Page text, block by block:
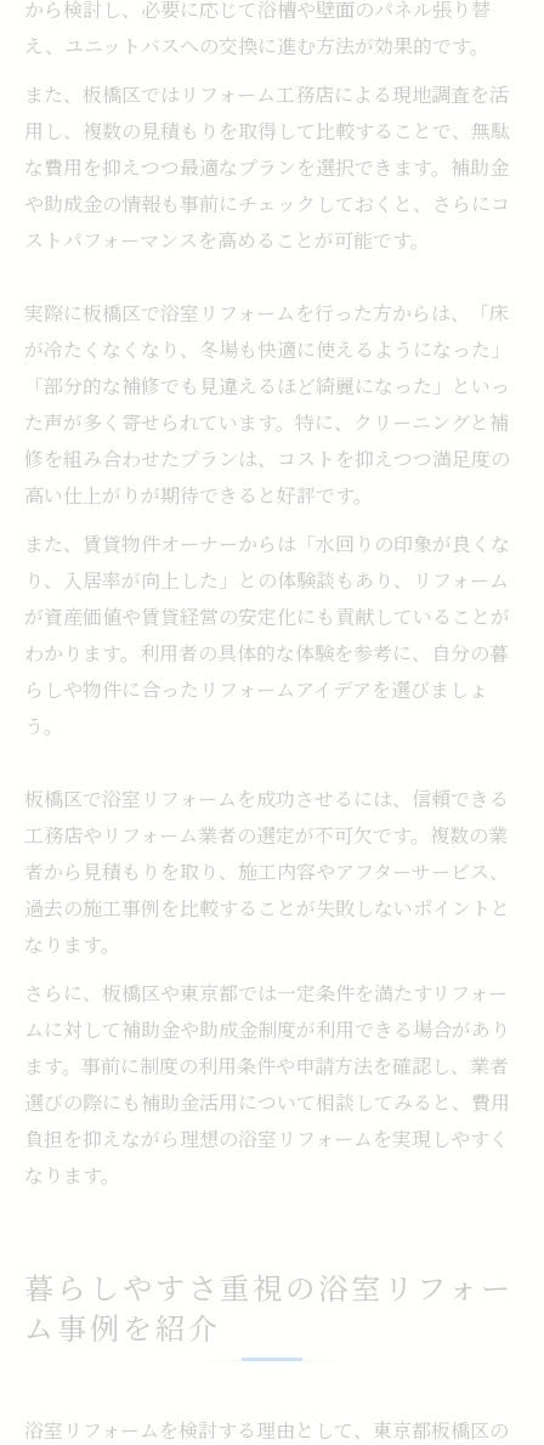
から検討し、必要に応じて浴槽や壁面のパネル張り替
え、ユニットバスへの交換に進む方法が効果的です。
また、板橋区ではリフォーム工務店による現地調査を活
用し、複数の見積もりを取得して比較することで、無駄
な費用を抑えつつ最適なプランを選択できます。補助金
や助成金の情報も事前にチェックしておくと、さらにコ
ストパフォーマンスを高めることが可能です。
実際に板橋区で浴室リフォームを行った方からは、「床
が冷たくなくなり、冬場も快適に使えるようになった」
「部分的な補修でも見違えるほど綺麗になった」といっ
た声が多く寄せられています。特に、クリーニングと補
修を組み合わせたプランは、コストを抑えつつ満足度の
高い仕上がりが期待できると好評です。
また、賃貸物件オーナーからは「水回りの印象が良くな
り、入居率が向上した」との体験談もあり、リフォーム
が資産価値や賃貸経営の安定化にも貢献していることが
わかります。利用者の具体的な体験を参考に、自分の暮
らしや物件に合ったリフォームアイデアを選びましょ
う。
板橋区で浴室リフォームを成功させるには、信頼できる
工務店やリフォーム業者の選定が不可欠です。複数の業
者から見積もりを取り、施工内容やアフターサービス、
過去の施工事例を比較することが失敗しないポイントと
なります。
さらに、板橋区や東京都では一定条件を満たすリフォー
ムに対して補助金や助成金制度が利用できる場合があり
ます。事前に制度の利用条件や申請方法を確認し、業者
選びの際にも補助金活用について相談してみると、費用
負担を抑えながら理想の浴室リフォームを実現しやすく
なります。
暮らしやすさ重視の浴室リフォー
ム事例を紹介
浴室リフォームを検討する理由として、東京都板橋区の